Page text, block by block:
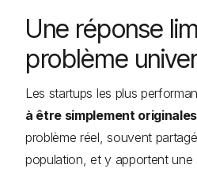
Une réponse
problème
Les startups les plus
à être simplement originales
problème réel, souvent
population, et y apportent une